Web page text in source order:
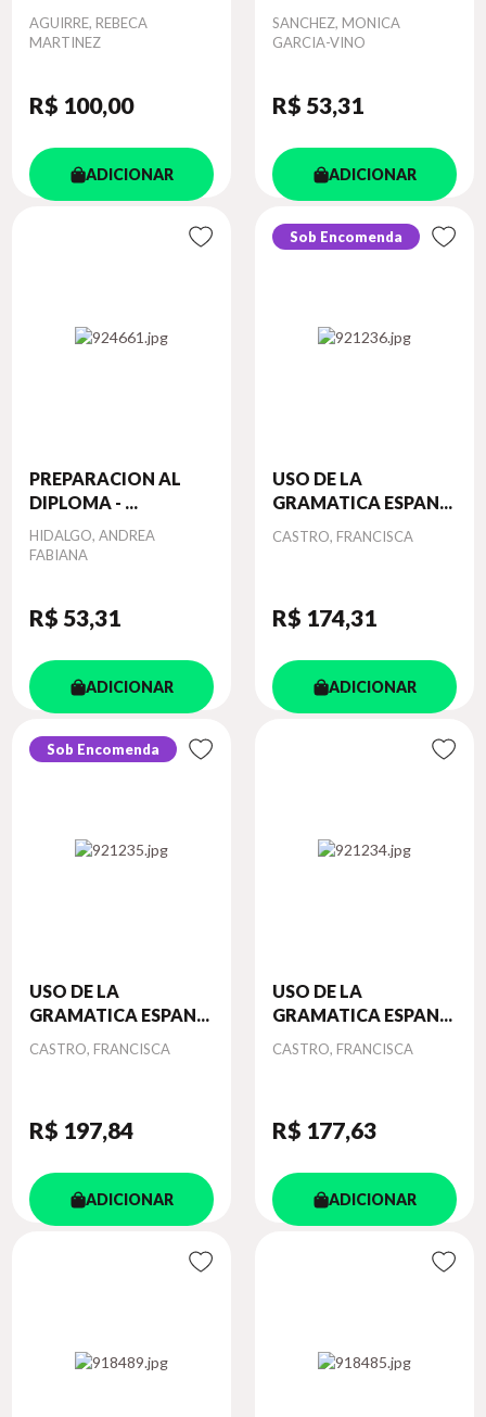
Autor
AGUIRRE, REBECA
MARTINEZ
R$ 100,00
ADICIONAR
Autor
SANCHEZ, MONICA
GARCIA-VINO
R$ 53,31
ADICIONAR
PREPARACION AL
DIPLOMA - ...
Autor
HIDALGO, ANDREA
FABIANA
R$ 53,31
ADICIONAR
Sob Encomenda
USO DE LA
GRAMATICA ESPAN...
Autor
CASTRO, FRANCISCA
R$ 174,31
ADICIONAR
Sob Encomenda
USO DE LA
GRAMATICA ESPAN...
Autor
CASTRO, FRANCISCA
R$ 197,84
ADICIONAR
USO DE LA
GRAMATICA ESPAN...
Autor
CASTRO, FRANCISCA
R$ 177,63
ADICIONAR